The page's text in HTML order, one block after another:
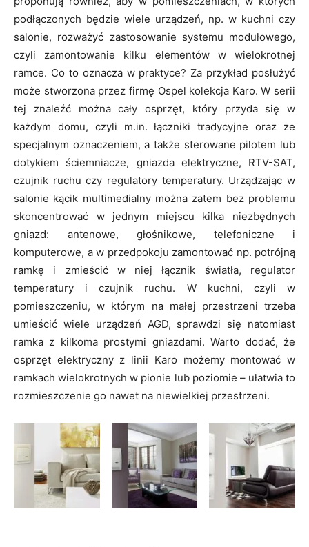
podłączonych będzie wiele urządzeń, np. w kuchni czy
salonie, rozważyć zastosowanie systemu modułowego,
czyli zamontowanie kilku elementów w wielokrotnej
ramce. Co to oznacza w praktyce? Za przykład posłużyć
może stworzona przez firmę Ospel kolekcja Karo. W serii
tej znaleźć można cały osprzęt, który przyda się w
każdym domu, czyli m.in. łączniki tradycyjne oraz ze
specjalnym oznaczeniem, a także sterowane pilotem lub
dotykiem ściemniacze, gniazda elektryczne, RTV-SAT,
czujnik ruchu czy regulatory temperatury. Urządzając w
salonie kącik multimedialny można zatem bez problemu
skoncentrować w jednym miejscu kilka niezbędnych
gniazd: antenowe, głośnikowe, telefoniczne i
komputerowe, a w przedpokoju zamontować np. potrójną
ramkę i zmieścić w niej łącznik światła, regulator
temperatury i czujnik ruchu. W kuchni, czyli w
pomieszczeniu, w którym na małej przestrzeni trzeba
umieścić wiele urządzeń AGD, sprawdzi się natomiast
ramka z kilkoma prostymi gniazdami. Warto dodać, że
osprzęt elektryczny z linii Karo możemy montować w
ramkach wielokrotnych w pionie lub poziomie – ułatwia to
rozmieszczenie go nawet na niewielkiej przestrzeni.